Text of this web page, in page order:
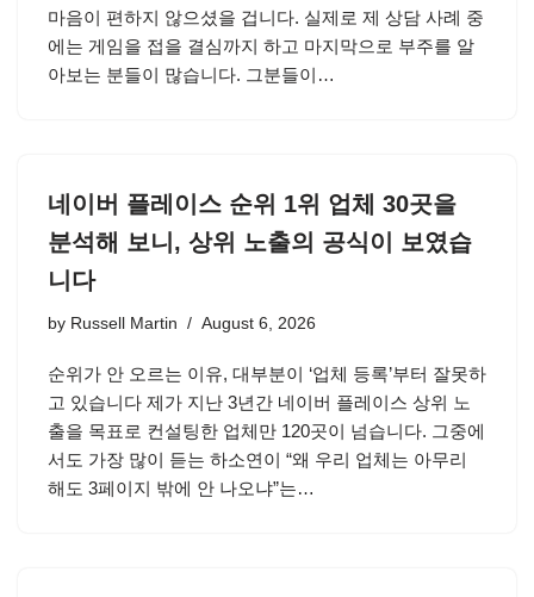
마음이 편하지 않으셨을 겁니다. 실제로 제 상담 사례 중
에는 게임을 접을 결심까지 하고 마지막으로 부주를 알
아보는 분들이 많습니다. 그분들이…
네이버 플레이스 순위 1위 업체 30곳을
분석해 보니, 상위 노출의 공식이 보였습
니다
by Russell Martin August 6, 2026
순위가 안 오르는 이유, 대부분이 ‘업체 등록’부터 잘못하
고 있습니다 제가 지난 3년간 네이버 플레이스 상위 노
출을 목표로 컨설팅한 업체만 120곳이 넘습니다. 그중에
서도 가장 많이 듣는 하소연이 “왜 우리 업체는 아무리
해도 3페이지 밖에 안 나오냐”는…